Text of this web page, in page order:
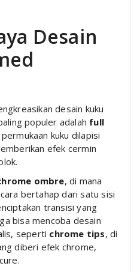
Desain
desain kuku
populer adalah full
kuku dilapisi
efek cermin
ombre, di mana
bertahap dari satu sisi
transisi yang
bisa mencoba desain
seperti chrome tips, di
diberi efek chrome,